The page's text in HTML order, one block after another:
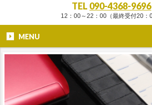
TEL 090-4368-9696
12：00～22：00（最終受付20：
MENU